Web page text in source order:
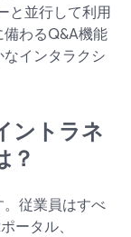
と並行して利用
わるQ&A機能
インタラクシ
ントラネ
？
従業員はすべ
ータル、